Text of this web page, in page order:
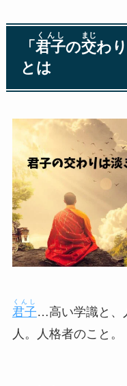
「君子
くんし
の交
まじ
わ
とは
君子
くんし
…高い学識と、
人。人格者のこと。